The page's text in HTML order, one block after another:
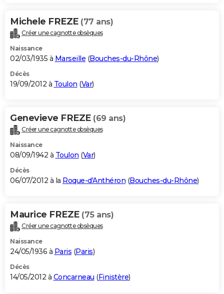
Michele FREZE (77 ans)
Créer une cagnotte obsèques
Naissance
02/03/1935 à Marseille (Bouches-du-Rhône)
Décès
19/09/2012 à Toulon (Var)
Genevieve FREZE (69 ans)
Créer une cagnotte obsèques
Naissance
08/09/1942 à Toulon (Var)
Décès
06/07/2012 à la Roque-d'Anthéron (Bouches-du-Rhône)
Maurice FREZE (75 ans)
Créer une cagnotte obsèques
Naissance
24/05/1936 à Paris (Paris)
Décès
14/05/2012 à Concarneau (Finistère)